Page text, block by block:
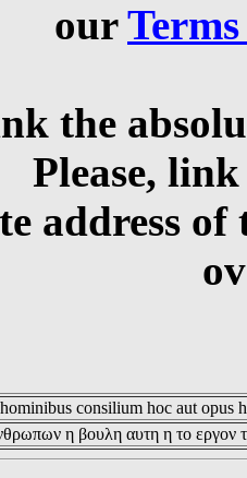
our
the
Please,
address
consilium hoc aut opus
η βουλη αυτη η το εργον